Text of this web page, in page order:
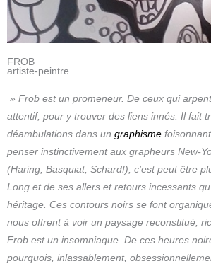
FROB
artiste-peintre
» Frob est un promeneur. De ceux qui
attentif, pour y trouver des liens innés. Il fait
déambulations dans un graphisme
penser instinctivement aux grapheurs New-
(Haring, Basquiat, Schardf), c’est peut être
Long et de ses allers et retours incessants
héritage. Ces contours noirs se font
nous offrent à voir un paysage reconstitué,
Frob est un insomniaque. De ces heures
pourquois, inlassablement,